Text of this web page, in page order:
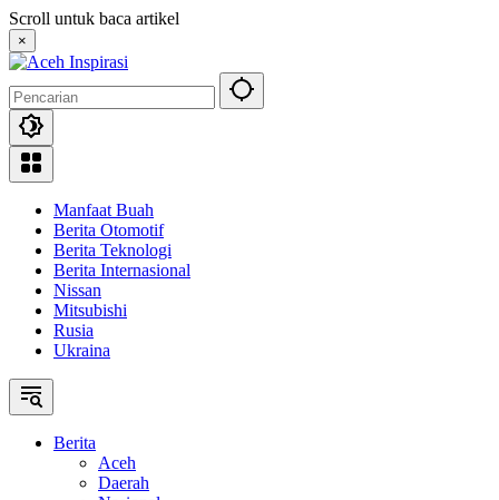
Langsung
ke
konten
Scroll untuk baca artikel
×
Manfaat Buah
Berita Otomotif
Berita Teknologi
Berita Internasional
Nissan
Mitsubishi
Rusia
Ukraina
Berita
Aceh
Daerah